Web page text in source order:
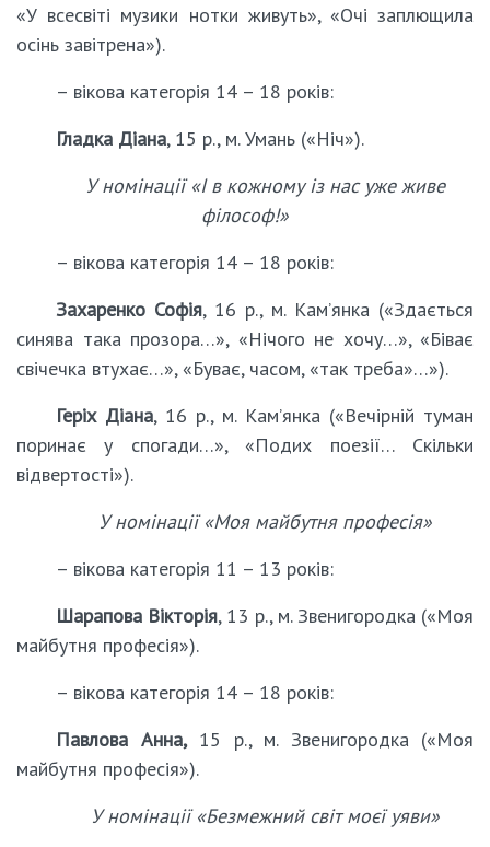
«У всесвіті музики нотки живуть», «Очі заплющила
осінь завітрена»).
– вікова категорія 14 – 18 років:
Гладка Діана, 15 р., м. Умань («Ніч»).
У номінації «І в кожному із нас уже живе
філософ!»
– вікова категорія 14 – 18 років:
Захаренко Софія, 16 р., м. Кам’янка («Здається
синява така прозора…», «Нічого не хочу…», «Біває
свічечка втухає…», «Буває, часом, «так треба»…»).
Геріх Діана, 16 р., м. Кам’янка («Вечірній туман
поринає у спогади…», «Подих поезії… Скільки
відвертості»).
У номінації «Моя майбутня професія»
– вікова категорія 11 – 13 років:
Шарапова Вікторія, 13 р., м. Звенигородка («Моя
майбутня професія»).
– вікова категорія 14 – 18 років:
Павлова Анна,15 р., м. Звенигородка («Моя
майбутня професія»).
У номінації «Безмежний світ моєї уяви»